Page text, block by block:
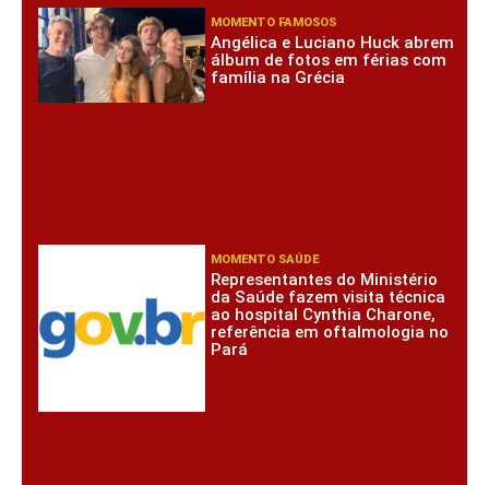
MOMENTO FAMOSOS
Angélica e Luciano Huck abrem
álbum de fotos em férias com
família na Grécia
MOMENTO SAÚDE
Representantes do Ministério
da Saúde fazem visita técnica
ao hospital Cynthia Charone,
referência em oftalmologia no
Pará